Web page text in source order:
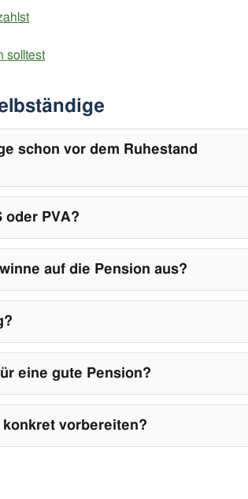
solltest
schon vor dem Ruhestand
oder PVA?
auf die Pension aus?
eine gute Pension?
vorbereiten?